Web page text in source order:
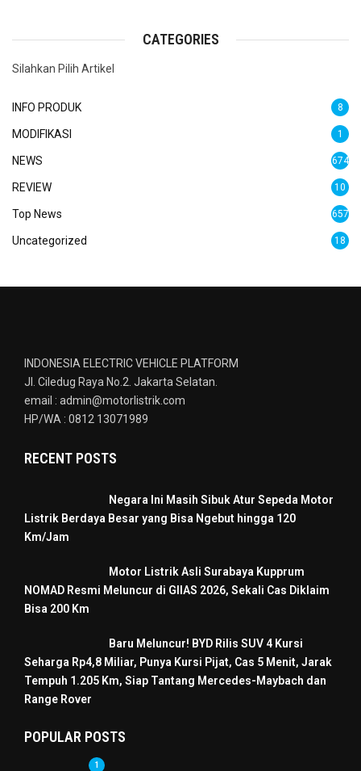
CATEGORIES
Silahkan Pilih Artikel
INFO PRODUK 8
MODIFIKASI 1
NEWS 674
REVIEW 10
Top News 657
Uncategorized 18
INDONESIA ELECTRIC VEHICLE PLATFORM
Jl. Ciledug Raya No.2. Jakarta Selatan.
email : admin@motorlistrik.com
HP/WA : 0812 13071989
RECENT POSTS
Negara Ini Masih Sibuk Atur Sepeda Motor
Listrik Berdaya Besar yang Bisa Ngebut hingga 120
Km/Jam
Motor Listrik Asli Surabaya Kupprum
NOMAD Resmi Meluncur di GIIAS 2026, Sekali Cas Diklaim
Bisa 200 Km
Baru Meluncur! BYD Rilis SUV 4 Kursi
Seharga Rp4,8 Miliar, Punya Kursi Pijat, Cas 5 Menit, Jarak
Tempuh 1.205 Km, Siap Tantang Mercedes-Maybach dan
Range Rover
POPULAR POSTS
1